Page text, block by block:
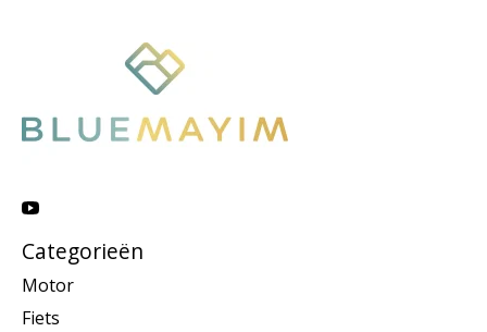
Categorieën
Motor
Fiets